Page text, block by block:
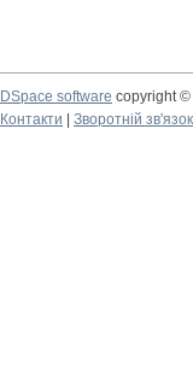
DSpace software copyright
Контакти
Зворотній зв'язок